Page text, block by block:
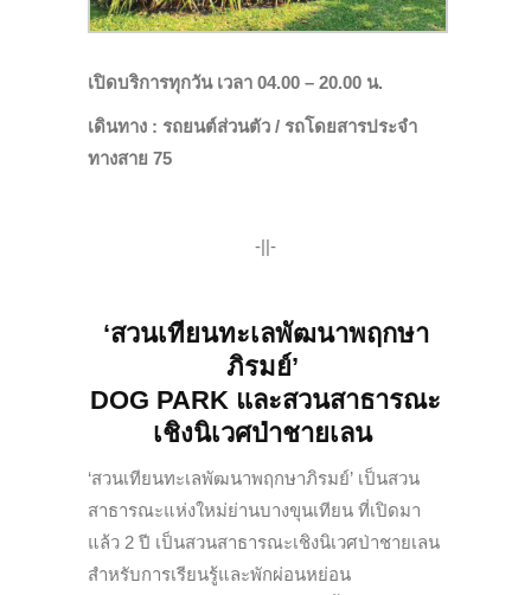
เปิดบริการทุกวัน เวลา 04.00 – 20.00 น.
เดินทาง : รถยนต์ส่วนตัว / รถโดยสารประจำ
ทางสาย 75
-||-
‘สวนเทียนทะเลพัฒนาพฤกษา
ภิรมย์’
DOG PARK และสวนสาธารณะ
เชิงนิเวศป่าชายเลน
‘สวนเทียนทะเลพัฒนาพฤกษาภิรมย์’ เป็นสวน
สาธารณะแห่งใหม่ย่านบางขุนเทียน ที่เปิดมา
แล้ว 2 ปี เป็นสวนสาธารณะเชิงนิเวศป่าชายเลน
สำหรับการเรียนรู้และพักผ่อนหย่อน